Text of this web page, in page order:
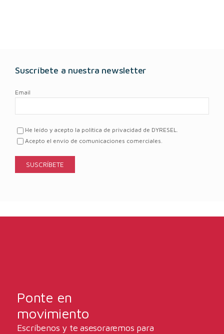
Suscríbete a nuestra newsletter
Email
He leído y acepto la política de privacidad de DYRESEL.
Acepto el envío de comunicaciones comerciales.
Ponte en
movimiento
Escríbenos y te asesoraremos para